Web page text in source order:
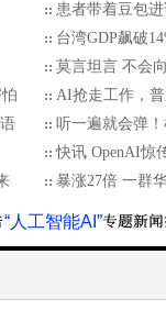
患者带着豆包
台湾GDP飙破
莫言坦言 不会
AI抢走工作，
听一遍就会弹
快讯 OpenAI惊
暴涨27倍 一群
“人工智能AI”